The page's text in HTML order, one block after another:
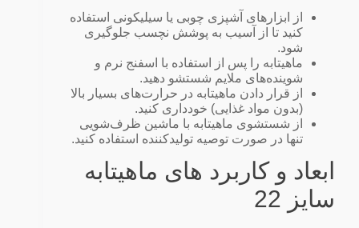
از ابزارهای آشپزی چوبی یا سیلیکونی استفاده
کنید تا از آسیب به پوشش نچسب جلوگیری
شود.
ماهیتابه را پس از استفاده با اسفنج نرم و
شوینده‌های ملایم شستشو دهید.
از قرار دادن ماهیتابه در حرارت‌های بسیار بالا
(بدون مواد غذایی) خودداری کنید.
از شستشوی ماهیتابه با ماشین ظرف‌شویی
تنها در صورت توصیه تولیدکننده استفاده کنید.
ابعاد و کاربرد های ماهیتابه
سایز 22